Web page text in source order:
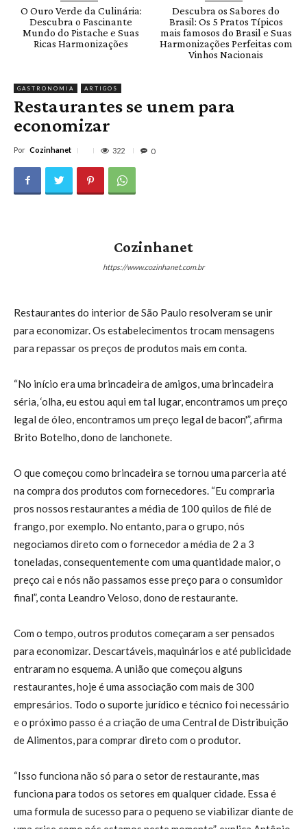
O Ouro Verde da Culinária:
Descubra o Fascinante
Mundo do Pistache e Suas
Ricas Harmonizações
Descubra os Sabores do
Brasil: Os 5 Pratos Típicos
mais famosos do Brasil e Suas
Harmonizações Perfeitas com
Vinhos Nacionais